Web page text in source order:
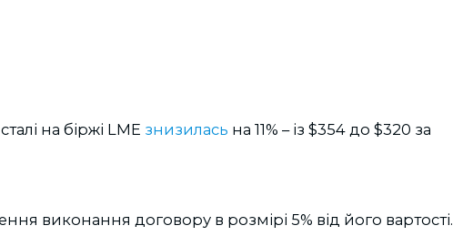
на біржі LME знизилась на 11% – із $354 до $320 за
виконання договору в розмірі 5% від його вартості.